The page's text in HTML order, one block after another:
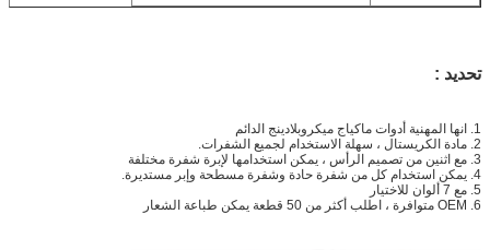
تحديد :
1. انها المهنية أدوات ماكياج ميكروبلادينج الدائم
2. مادة الكريستال ، سهلة الاستخدام لجميع الشفرات.
3. مع اثنين من تصميم الرأس ، يمكن استخدامها لإبرة شفرة مختلفة
4. يمكن استخدام كل من شفرة حادة وشفرة مسطحة وإبر مستديرة.
5. مع 7 ألوان للاختيار
6. OEM متوافرة ، اطلب أكثر من 50 قطعة يمكن طباعة الشعار